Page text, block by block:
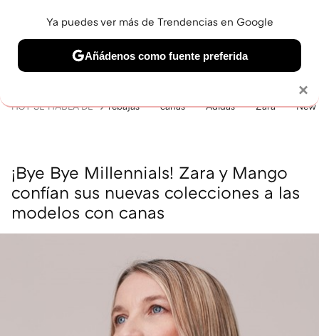
BELLEZA SHOPPING VIAJES GASTRO SNEAKERS
HOY SE HABLA DE rebajas canas Adidas Zara New
¡Bye Bye Millennials! Zara y Mango
confían sus nuevas colecciones a las
modelos con canas
×
Ya puedes ver más de Trendencias en Google
Añádenos como fuente preferida